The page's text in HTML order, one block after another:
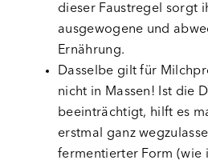
dieser Faustregel sorgt
ausgewogene und
Ernährung.
Dasselbe gilt für
nicht in Massen! Ist die
beeinträchtigt, hilft es
erstmal ganz
fermentierter Form (wie